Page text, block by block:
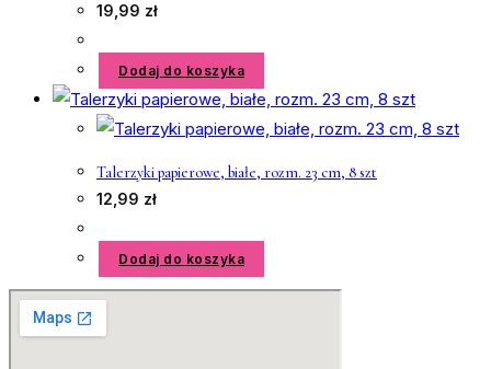
19,99 zł
Dodaj do koszyka
Talerzyki papierowe, białe, rozm. 23 cm, 8 szt
12,99 zł
Dodaj do koszyka